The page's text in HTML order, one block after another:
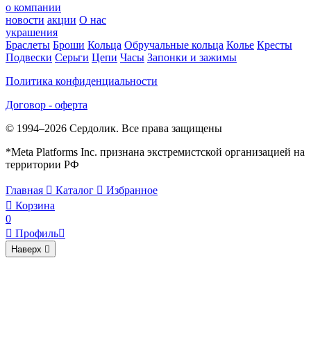
о компании
новости акции О нас
украшения
Браслеты Броши Кольца Обручальные кольца Колье Кресты
Подвески Серьги Цепи Часы Запонки и зажимы
Политика конфиденциальности
Договор - оферта
© 1994–2026 Сердолик. Все права защищены
*Meta Platforms Inc. признана экстремистской организацией на
территории РФ
Главная  Каталог  Избранное
 Корзина
0
 Профиль
Наверх 